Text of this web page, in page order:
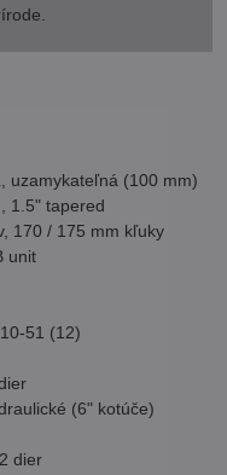
uzamykateľná (100 mm)
1.5" tapered
170 / 175 mm kľuky
unit
51 (12)
(6" kotúče)
dier